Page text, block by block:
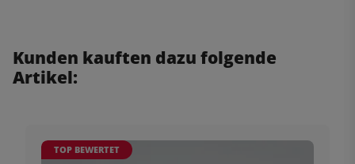
Kunden kauften dazu folgende
Artikel:
TOP BEWERTET